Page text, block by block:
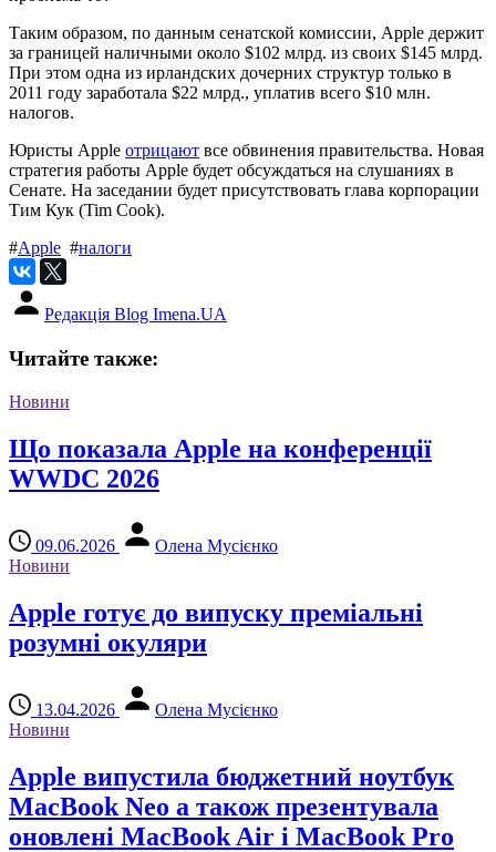
Таким образом, по данным сенатской комиссии, Apple держит
за границей наличными около $102 млрд. из своих $145 млрд.
При этом одна из ирландских дочерних структур только в
2011 году заработала $22 млрд., уплатив всего $10 млн.
налогов.
Юристы Apple отрицают все обвинения правительства. Новая
стратегия работы Apple будет обсуждаться на слушаниях в
Сенате. На заседании будет присутствовать глава корпорации
Тим Кук (Tim Cook).
#Apple #налоги
Редакція Blog Imena.UA
Читайте также:
Новини
Що показала Apple на конференції
WWDC 2026
09.06.2026
Олена Мусієнко
Новини
Apple готує до випуску преміальні
розумні окуляри
13.04.2026
Олена Мусієнко
Новини
Apple випустила бюджетний ноутбук
MacBook Neo а також презентувала
оновлені MacBook Air і MacBook Pro